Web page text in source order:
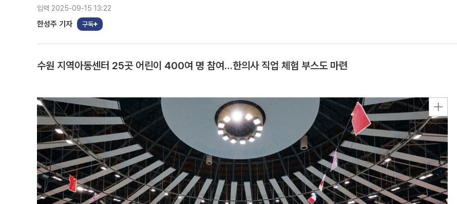
입력 2025-09-15 13:22
한성주 기자 구독
수원 지역아동센터 25곳 어린이 400여 명 참여…한의사 직업 체험 부스도 마련